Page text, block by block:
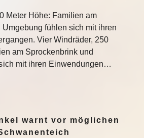
Meter Höhe: Familien am
fühlen sich mit ihren
Vier Windräder, 250
am Sprockenbrink und
mit ihren Einwendungen…
warnt vor möglichen